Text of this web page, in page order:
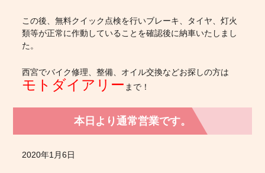
この後、無料クイック点検を行いブレーキ、タイヤ、灯火
類等が正常に作動していることを確認後に納車いたしまし
た。
西宮でバイク修理、整備、オイル交換などお探しの方は
モトダイアリー まで！
本日より通常営業です。
2020年1月6日